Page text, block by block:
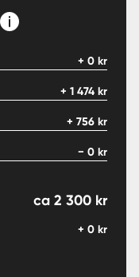
+ 0 kr
+ 1 474 kr
+ 756 kr
− 0 kr
ca 2 300 kr
+ 0 kr